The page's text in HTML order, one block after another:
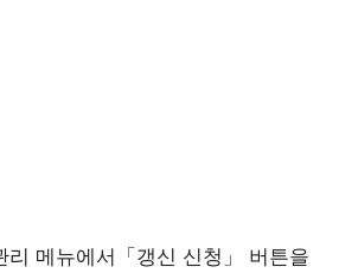
리 메뉴에서「갱신 신청」 버튼을